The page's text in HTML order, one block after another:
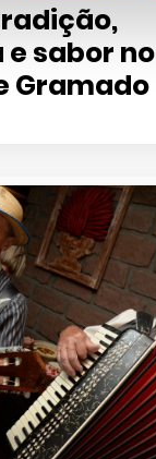
sabor no
Gramado